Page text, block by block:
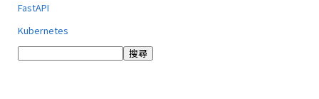
FastAPI
Kubernetes